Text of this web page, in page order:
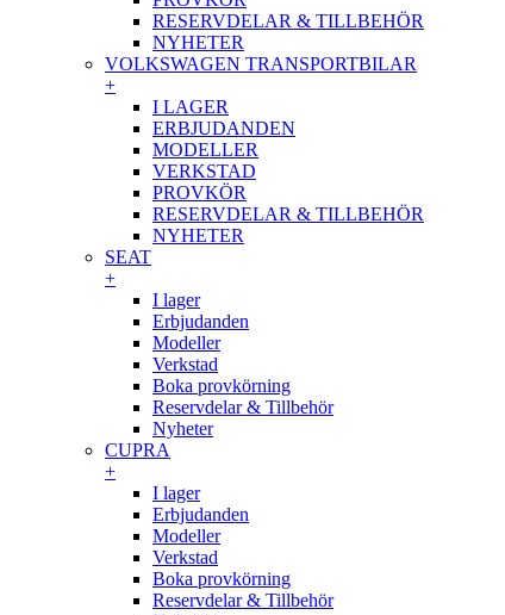
RESERVDELAR & TILLBEHÖR
NYHETER
VOLKSWAGEN TRANSPORTBILAR
+
I LAGER
ERBJUDANDEN
MODELLER
VERKSTAD
PROVKÖR
RESERVDELAR & TILLBEHÖR
NYHETER
SEAT
+
I lager
Erbjudanden
Modeller
Verkstad
Boka provkörning
Reservdelar & Tillbehör
Nyheter
CUPRA
+
I lager
Erbjudanden
Modeller
Verkstad
Boka provkörning
Reservdelar & Tillbehör